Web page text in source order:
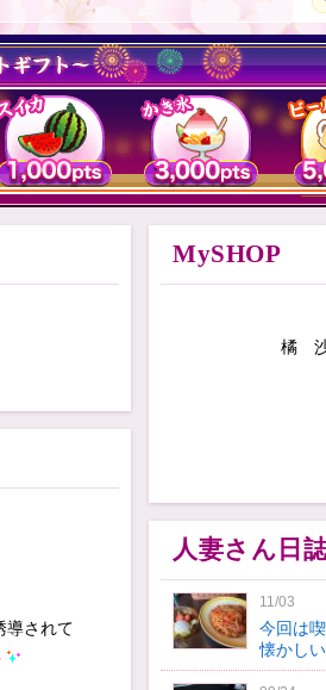
導されて
MySHOP
橘 沙
人妻さん日
11/03
今回は
懐かし